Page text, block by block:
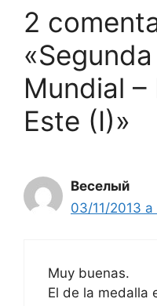
2
Mundial –
Este (I)»
Веселый
03/11/2013
Muy buenas.
El de la medalla